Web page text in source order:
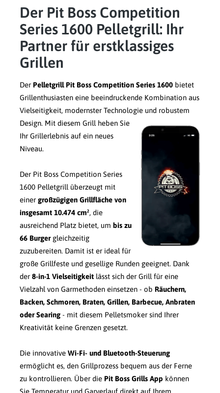
Der Pit Boss Competition
Series 1600 Pelletgrill: Ihr
Partner für erstklassiges
Grillen
Der Pelletgrill Pit Boss Competition Series 1600 bietet
Grillenthusiasten eine beeindruckende Kombination aus
Vielseitigkeit, modernster Technologie und robustem
Design. Mit diesem Grill heben Sie
Ihr Grillerlebnis auf ein neues
Niveau.
Der Pit Boss Competition Series
1600 Pelletgrill überzeugt mit
einer großzügigen Grillfläche von
insgesamt 10.474 cm², die
ausreichend Platz bietet, um bis zu
66 Burgergleichzeitig
zuzubereiten. Damit ist er ideal für
große Grillfeste und gesellige Runden geeignet. Dank
der 8-in-1 Vielseitigkeit lässt sich der Grill für eine
Vielzahl von Garmethoden einsetzen - ob Räuchern,
Backen, Schmoren, Braten, Grillen, Barbecue, Anbraten
oder Searing - mit diesem Pelletsmoker sind Ihrer
Kreativität keine Grenzen gesetzt.
Die innovative Wi-Fi- und Bluetooth-Steuerung
ermöglicht es, den Grillprozess bequem aus der Ferne
zu kontrollieren. Über die Pit Boss Grills App können